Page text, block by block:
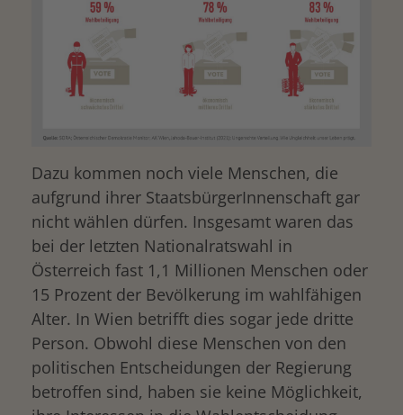
Dazu kommen noch viele Menschen, die
aufgrund ihrer StaatsbürgerInnenschaft gar
nicht wählen dürfen. Insgesamt waren das
bei der letzten Nationalratswahl in
Österreich fast 1,1 Millionen Menschen oder
15 Prozent der Bevölkerung im wahlfähigen
Alter. In Wien betrifft dies sogar jede dritte
Person. Obwohl diese Menschen von den
politischen Entscheidungen der Regierung
betroffen sind, haben sie keine Möglichkeit,